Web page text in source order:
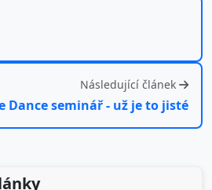
Následující článek
Dance seminář - už je to jisté